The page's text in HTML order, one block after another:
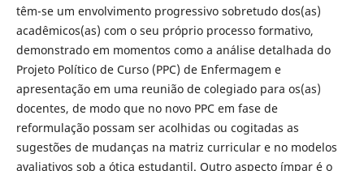
têm-se um envolvimento progressivo sobretudo dos(as)
acadêmicos(as) com o seu próprio processo formativo,
demonstrado em momentos como a análise detalhada do
Projeto Político de Curso (PPC) de Enfermagem e
apresentação em uma reunião de colegiado para os(as)
docentes, de modo que no novo PPC em fase de
reformulação possam ser acolhidas ou cogitadas as
sugestões de mudanças na matriz curricular e no modelos
avaliativos sob a ótica estudantil. Outro aspecto ímpar é o